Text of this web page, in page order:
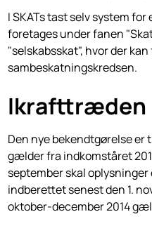
I SKATs tast selv system
foretages under fanen
"selskabsskat", hvor der
sambeskatningskredsen.
Ikrafttræden
Den nye bekendtgørelse er
gælder fra indkomståret
september skal
indberettet senest den 1.
oktober-december 2014